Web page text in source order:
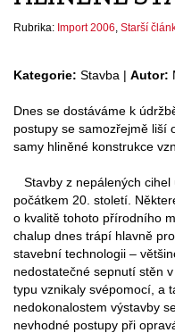
Rubrika: Import 2006 Starší
Kategorie: Stavba | Autor:
Dnes se dostáváme k
postupy se samozřejmě liší
samy hliněné konstrukce
Stavby z nepálených cihel
počátkem 20. století.
o kvalitě tohoto přírodního
chalup dnes trápí hlavně
stavební technologii –
nedostatečné sepnutí stěn
typu vznikaly svépomocí, a
nedokonalostem výstavby
nevhodné postupy při